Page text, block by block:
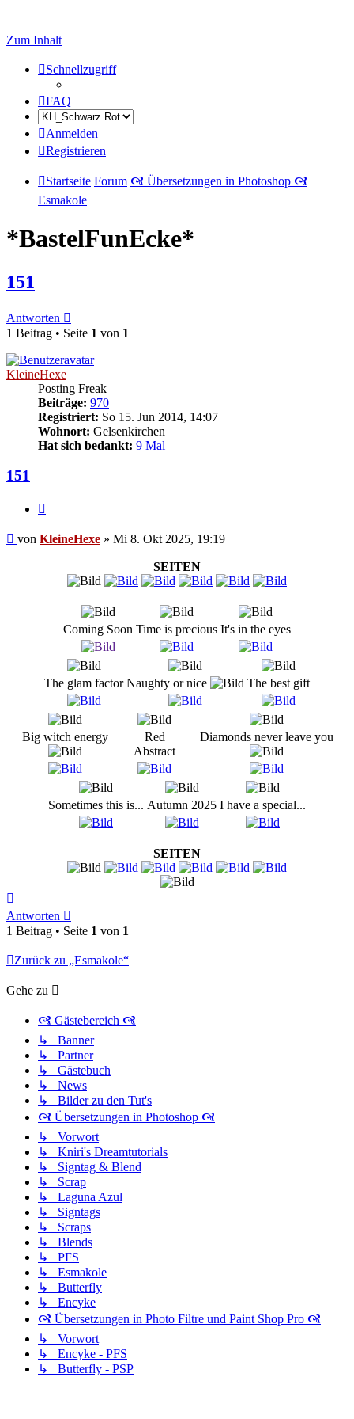
Zum Inhalt
Schnellzugriff
FAQ
Anmelden
Registrieren
Startseite Forum 🙧 Übersetzungen in Photoshop 🙧
Esmakole
*BastelFunEcke*
151
Antworten
1 Beitrag • Seite 1 von 1
KleineHexe
Posting Freak
Beiträge: 970
Registriert: So 15. Jun 2014, 14:07
Wohnort: Gelsenkirchen
Hat sich bedankt: 9 Mal
151
Beitrag
von KleineHexe » Mi 8. Okt 2025, 19:19
SEITEN
Coming Soon Time is precious It's in the eyes
The glam factor Naughty or nice The best gift
Big witch energy
Red
Abstract
Diamonds never leave you
Sometimes this is... Autumn 2025 I have a special...
SEITEN
oben
Antworten
1 Beitrag • Seite 1 von 1
Zurück zu „Esmakole“
Gehe zu
🙧 Gästebereich 🙧
↳ Banner
↳ Partner
↳ Gästebuch
↳ News
↳ Bilder zu den Tut's
🙧 Übersetzungen in Photoshop 🙧
↳ Vorwort
↳ Kniri's Dreamtutorials
↳ Signtag & Blend
↳ Scrap
↳ Laguna Azul
↳ Signtags
↳ Scraps
↳ Blends
↳ PFS
↳ Esmakole
↳ Butterfly
↳ Encyke
🙧 Übersetzungen in Photo Filtre und Paint Shop Pro 🙧
↳ Vorwort
↳ Encyke - PFS
↳ Butterfly - PSP